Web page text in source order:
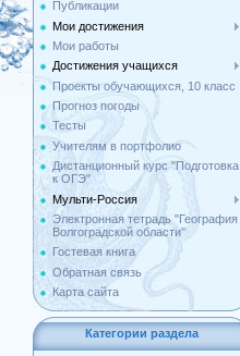
Публикации
Мои достижения
Мои работы
Достижения учащихся
Проекты обучающихся, 10 класс
Прогноз погоды
Тесты
Учителям в портфолио
Дистанционный курс "Подготовка
к ОГЭ"
Мульти-Россия
Электронная тетрадь "География
Волгоградской области"
Гостевая книга
Обратная связь
Карта сайта
Категории раздела